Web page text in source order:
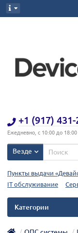
+1 (917)
Ежедневно, с 10:00 до 18:00
Везде
Пункты выдачи
IT обслуживание
Категории